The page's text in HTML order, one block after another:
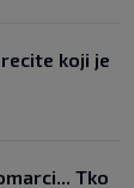
koji je
Tko